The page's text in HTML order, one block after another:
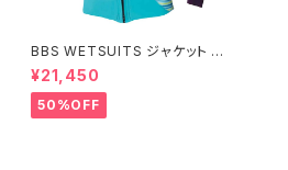
BBS WETSUITS ジャケット 2
mm【アウトレット】
¥21,450
50%OFF